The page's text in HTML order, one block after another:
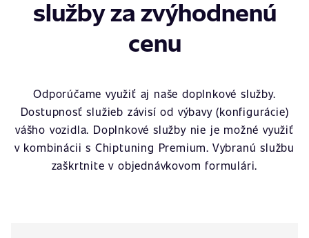
služby za zvýhodnenú
cenu
Odporúčame využiť aj naše doplnkové služby.
Dostupnosť služieb závisí od výbavy (konfigurácie)
vášho vozidla. Doplnkové služby nie je možné využiť
v kombinácii s Chiptuning Premium. Vybranú službu
zaškrtnite v objednávkovom formulári.